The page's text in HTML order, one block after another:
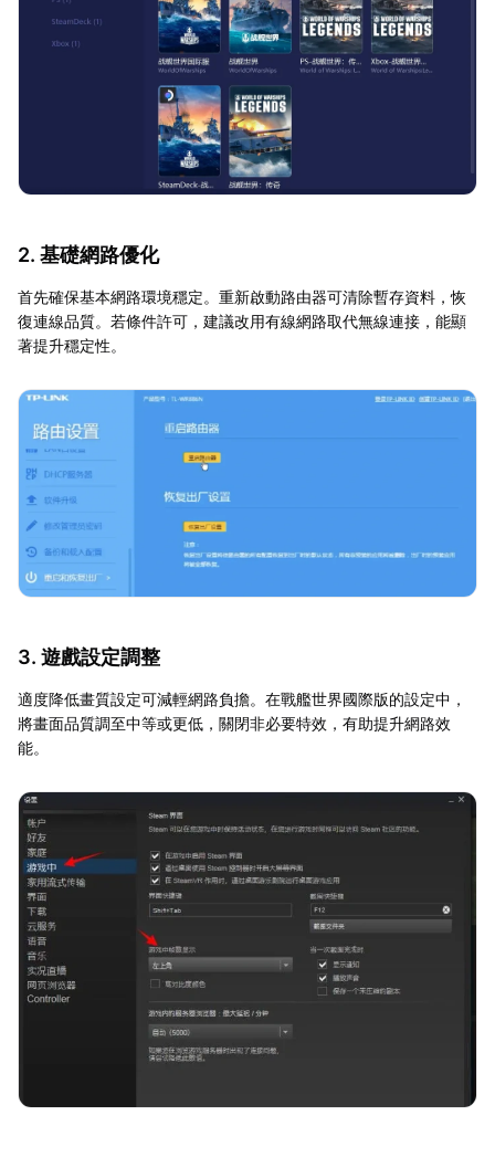
2. 基礎網路優化
首先確保基本網路環境穩定。重新啟動路由器可清除暫存資料，恢
復連線品質。若條件許可，建議改用有線網路取代無線連接，能顯
著提升穩定性。
3. 遊戲設定調整
適度降低畫質設定可減輕網路負擔。在戰艦世界國際版的設定中，
將畫面品質調至中等或更低，關閉非必要特效，有助提升網路效
能。